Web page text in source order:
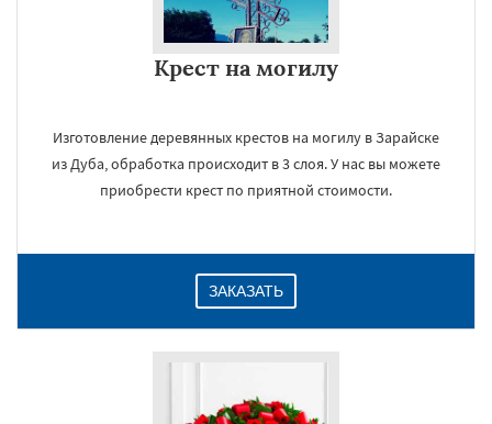
Крест на могилу
Изготовление деревянных крестов на могилу в Зарайске
из Дуба, обработка происходит в 3 слоя. У нас вы можете
приобрести крест по приятной стоимости.
ЗАКАЗАТЬ